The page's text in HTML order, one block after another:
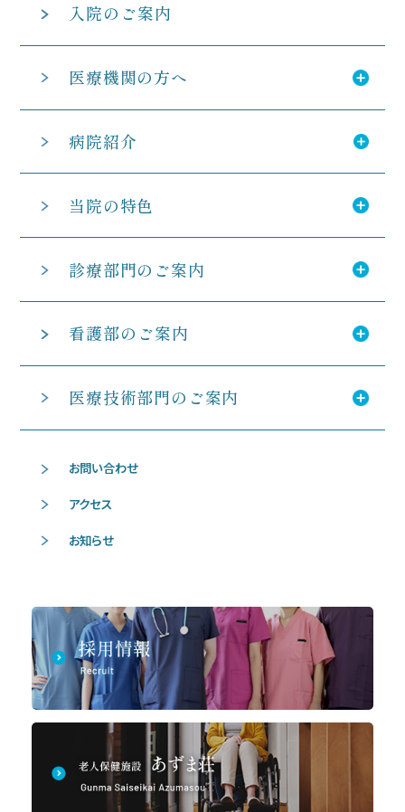
入院のご案内
医療機関の方へ
病院紹介
当院の特色
診療部門のご案内
看護部のご案内
医療技術部門のご案内
お問い合わせ
アクセス
お知らせ